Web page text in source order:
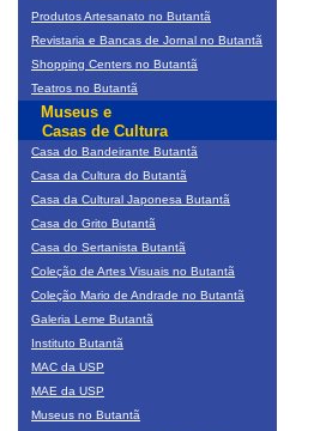
Produtos Artesanato no Butantã
Revistaria e Bancas de Jornal no Butantã
Shopping Centers no Butantã
Teatros no Butantã
Museus e
Casas de Cultura
Casa do Bandeirante Butantã
Casa da Cultura do Butantã
Casa da Cultural Japonesa Butantã
Casa do Grito Butantã
Casa do Sertanista Butantã
Coleção de Artes Visuais no Butantã
Coleção Mario de Andrade no Butantã
Galeria Leme Butantã
Instituto Butantã
MAC da USP
MAE da USP
Museus no Butantã